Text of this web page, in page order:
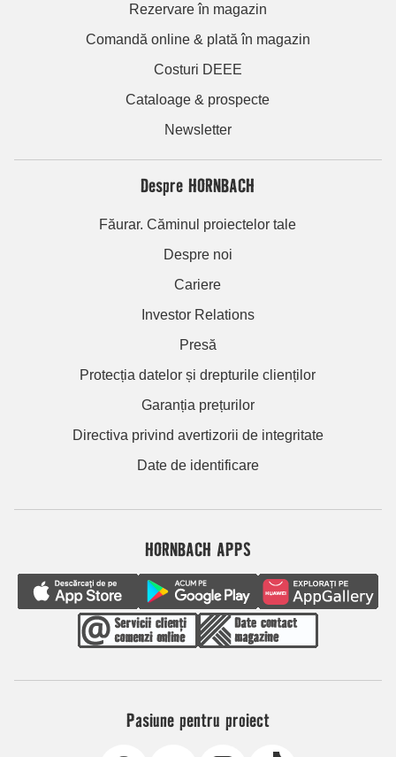
Rezervare în magazin
Comandă online & plată în magazin
Costuri DEEE
Cataloage & prospecte
Newsletter
Despre HORNBACH
Făurar. Căminul proiectelor tale
Despre noi
Cariere
Investor Relations
Presă
Protecția datelor și drepturile clienților
Garanția prețurilor
Directiva privind avertizorii de integritate
Date de identificare
HORNBACH APPS
Pasiune pentru proiect